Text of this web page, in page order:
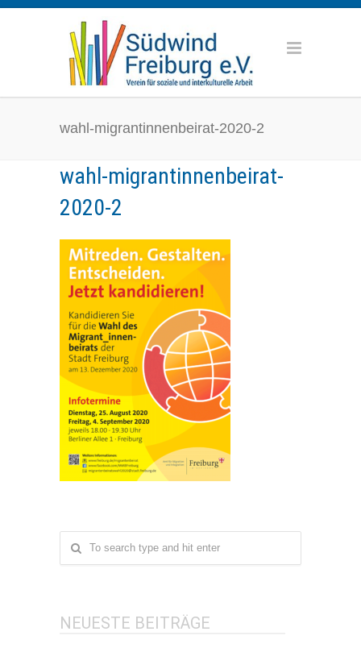
wahl-migrantinnenbeirat-2020-2
wahl-migrantinnenbeirat-
2020-2
NEUESTE BEITRÄGE